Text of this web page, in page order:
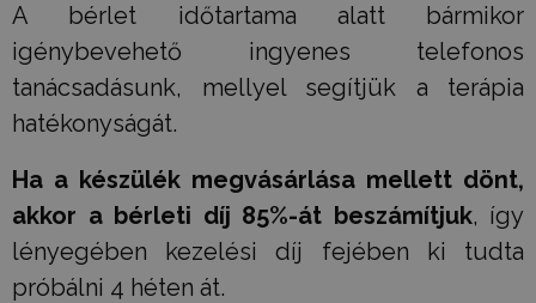
A bérlet időtartama alatt bármikor
igénybevehető ingyenes telefonos
tanácsadásunk, mellyel segítjük a terápia
hatékonyságát.
Ha a készülék megvásárlása mellett dönt,
akkor a bérleti díj 85%-át beszámítjuk, így
lényegében kezelési díj fejében ki tudta
próbálni 4 héten át.